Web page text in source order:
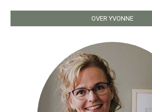
OVER YVONNE